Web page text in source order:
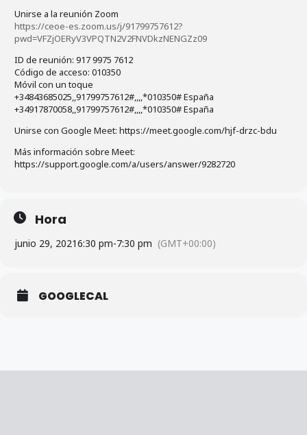
Unirse a la reunión Zoom
https://ceoe-es.zoom.us/j/91799757612?
pwd=VFZjOERyV3VPQTN2V2FNVDkzNENGZz09
ID de reunión: 917 9975 7612
Código de acceso: 010350
Móvil con un toque
+34843685025,,91799757612#,,,,*010350# España
+34917870058,,91799757612#,,,,*010350# España
Unirse con Google Meet: https://meet.google.com/hjf-drzc-bdu
Más información sobre Meet:
https://support.google.com/a/users/answer/9282720
Hora
junio 29, 20216:30 pm-7:30 pm (GMT+00:00)
GOOGLECAL